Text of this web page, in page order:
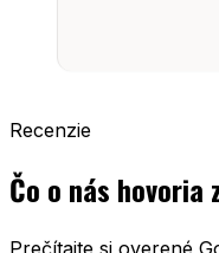
Recenzie
Čo o nás hovoria
Prečítajte si overené